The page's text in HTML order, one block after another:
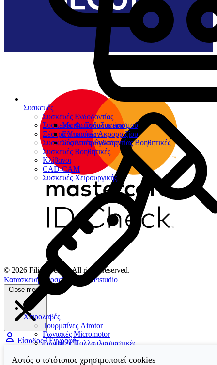
Συσκευές
Συσκευές Ενδοδοντίας
Μοτέρ Ενδοδοντίας
Εντοπιστές Ακρορριζίου
Συσκευές Ενδοδοντίας Βοηθητικές
Συσκευές Φωτοπολυμερισμού
Ξέστρα Υπερήχων
Συσκευές Αποτρύγωσης
Συσκευές Βοηθητικές
Κλίβανοι
CAD-CAM
Συσκευές Χειρουργικής
Χειρολαβές
Τουρμπίνες Airotor
Γωνιακές Micromotor
Γωνιακές Πολλαπλασιαστικές
Χειρουργικές Γωνιακές
© 2026 Filios Dental. All rights reserved.
Κατασκευή ιστοσελίδων
Netstudio
Close menu
Είσοδος / Εγγραφή
Αυτός ο ιστότοπος χρησιμοποιεί cookies